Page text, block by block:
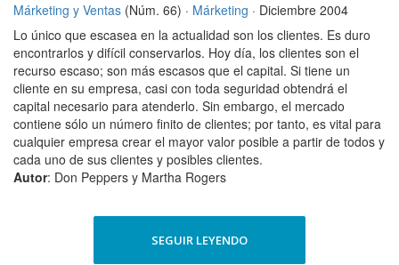
Márketing y Ventas (Núm. 66) · Márketing · Diciembre 2004
Lo único que escasea en la actualidad son los clientes. Es duro
encontrarlos y difícil conservarlos. Hoy día, los clientes son el
recurso escaso; son más escasos que el capital. Si tiene un
cliente en su empresa, casi con toda seguridad obtendrá el
capital necesario para atenderlo. Sin embargo, el mercado
contiene sólo un número finito de clientes; por tanto, es vital para
cualquier empresa crear el mayor valor posible a partir de todos y
cada uno de sus clientes y posibles clientes.
Autor: Don Peppers y Martha Rogers
SEGUIR LEYENDO